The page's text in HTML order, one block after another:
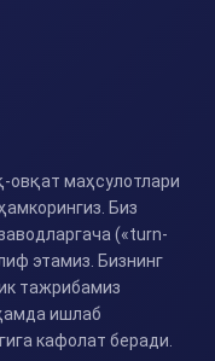
овқат маҳсулотлари
Биз
(«turn-
этамиз. Бизнинг
тажрибамиз
ишлаб
кафолат беради.